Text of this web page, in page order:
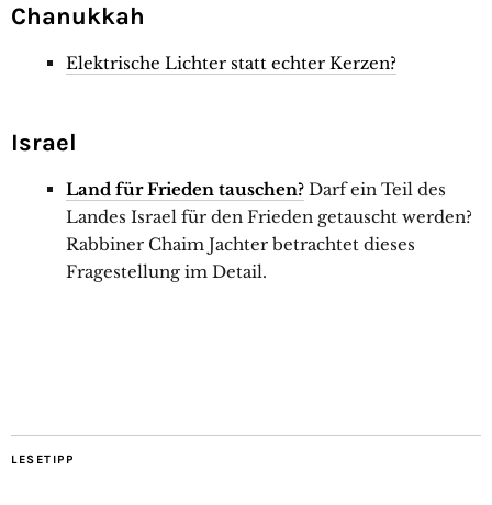
Chanukkah
Elektrische Lichter statt echter Kerzen?
Israel
Land für Frieden tauschen? Darf ein Teil des
Landes Israel für den Frieden getauscht werden?
Rabbiner Chaim Jachter betrachtet dieses
Fragestellung im Detail.
LESETIPP